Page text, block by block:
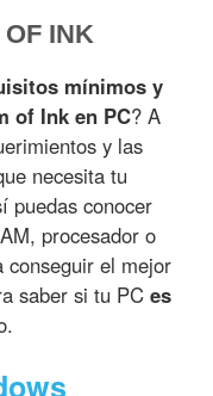
INK
mínimos y
of Ink en PC? A
y las
necesita tu
puedas conocer
procesador o
conseguir el mejor
saber si tu PCes